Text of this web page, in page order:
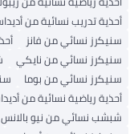
أحذية تدريب نسائية من
سنيكرز نسائي من فانز
سنيكرز نسائي من نايكي
سنيكرز نسائي من بوما
أحذية رياضية نسائية من
شبشب نسائي من نيو بالانس